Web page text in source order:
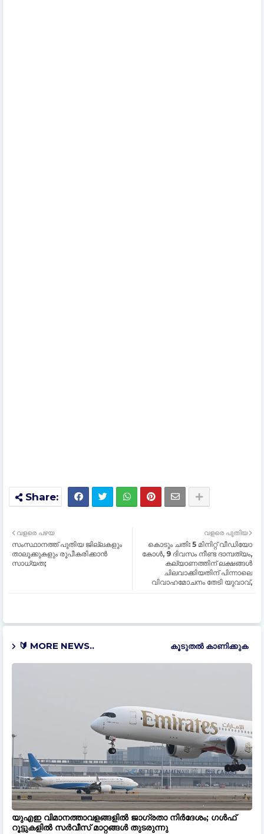
വളരെ പുതിയ
കൊടും ചതി: 5 മിനിറ്റ് വീഡിയോ
കോള്‍, 9 ദിവസം നീണ്ട ദാമ്പത്യം,
കല്യാണത്തിന് ലക്ഷങ്ങൾ
ചിലവാക്കിയതിന് പിന്നാലെ
വിവാഹമോചനം തേടി യുവാവ്,
വളരെ പഴയ
സംസ്ഥാനത്ത് പുതിയ ജില്ലകളും
താലൂക്കുകളും രൂപീകരിക്കാൻ
സാധ്യത;
🔰 MORE NEWS.. കൂടുതൽ‍ കാണിക്കുക
യുഎഇ വിമാനത്താവളങ്ങളിൽ ജാഗ്രതാ നിർദേശം; ഗൾഫ്
റൂട്ടുകളിൽ സർവീസ് മാറ്റങ്ങൾ തുടരുന്നു